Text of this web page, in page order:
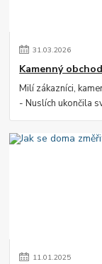
31.03.2026
Kamenný
Milí zákazníci,
- Nuslích ukončila
11.01.2025